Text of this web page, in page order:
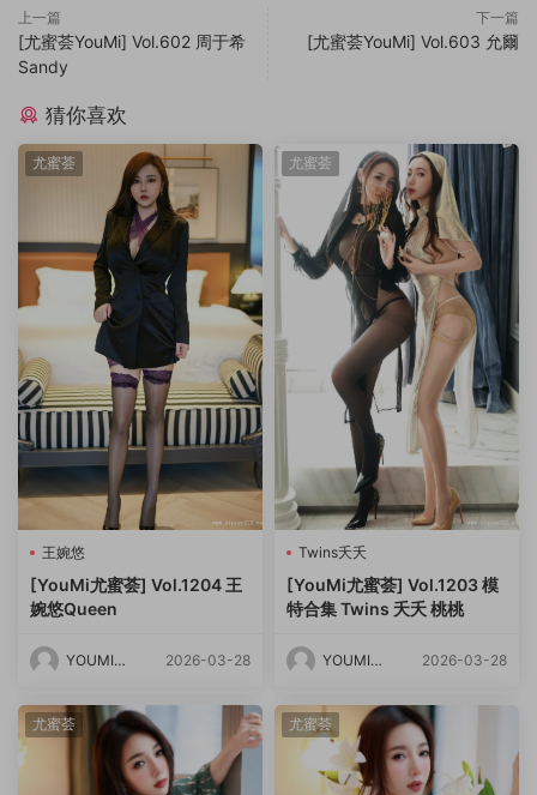
上一篇
[尤蜜荟YouMi] Vol.602 周于希
Sandy
下一篇
[尤蜜荟YouMi] Vol.603 允爾
猜你喜欢
尤蜜荟
王婉悠
[YouMi尤蜜荟] Vol.1204 王
婉悠Queen
YOUMI尤
2026-03-28
尤蜜荟
Twins夭夭
[YouMi尤蜜荟] Vol.1203 模
特合集 Twins 夭夭 桃桃
YOUMI尤
2026-03-28
尤蜜荟 尤蜜荟